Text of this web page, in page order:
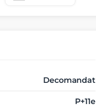
Decomandat
P+11e